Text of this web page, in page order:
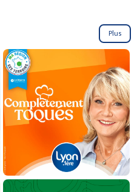
Plus